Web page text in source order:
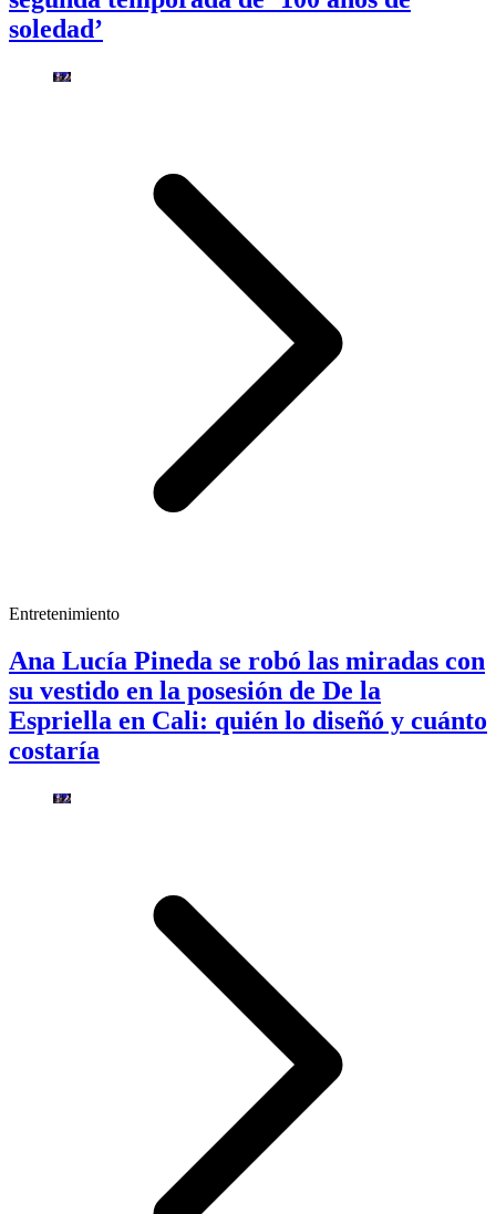
soledad’
Entretenimiento
Ana Lucía Pineda se robó las miradas con
su vestido en la posesión de De la
Espriella en Cali: quién lo diseñó y cuánto
costaría